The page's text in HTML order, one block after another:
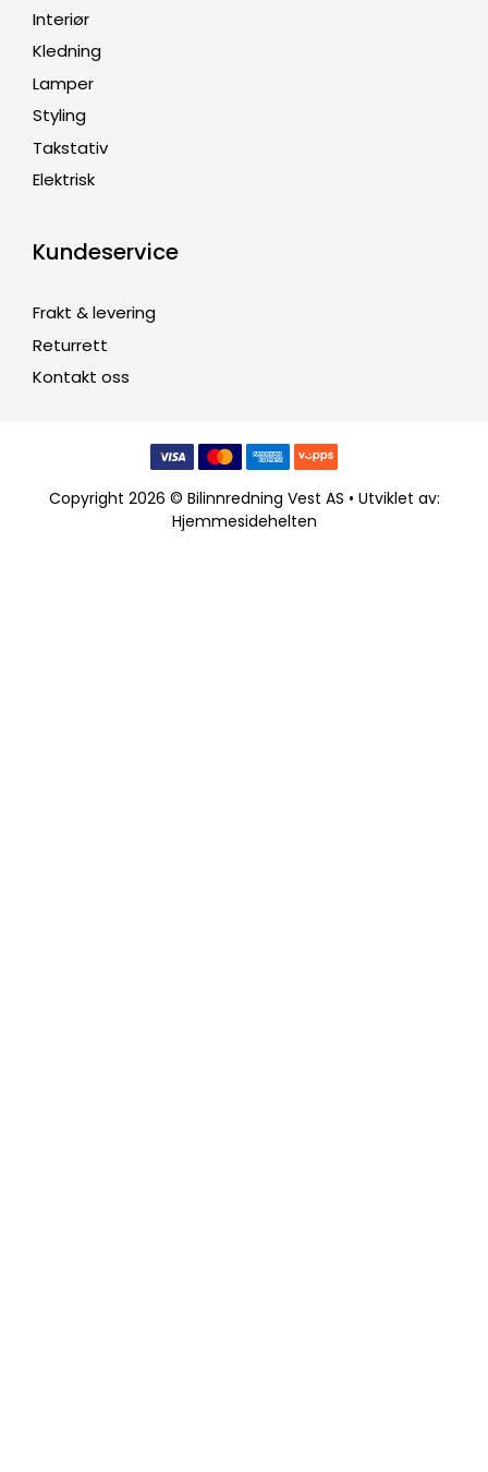
Interiør
Kledning
Lamper
Styling
Takstativ
Elektrisk
Kundeservice
Frakt & levering
Returrett
Kontakt oss
Copyright 2026 © Bilinnredning Vest AS • Utviklet av:
Hjemmesidehelten